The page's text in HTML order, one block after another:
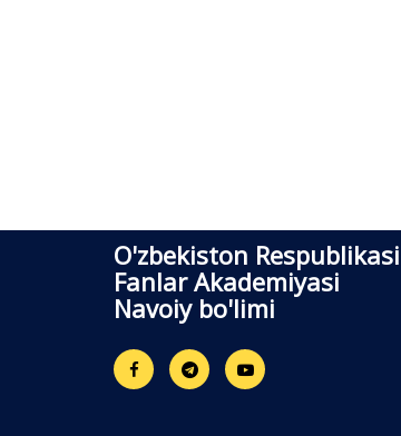
O'zbekiston Respublikasi
Fanlar Akademiyasi
Navoiy bo'limi